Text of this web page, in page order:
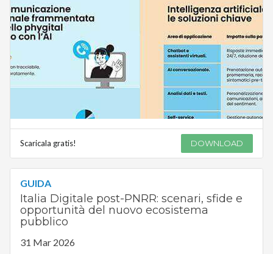
Scaricala gratis! DOWNLOAD
GUIDA
Italia Digitale post-PNRR: scenari, sfide e
opportunità del nuovo ecosistema
pubblico
31 Mar 2026